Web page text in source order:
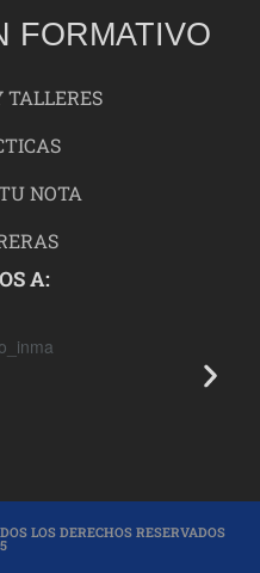
FORMATIVO
TALLERES
NOTA
A:
LOS DERECHOS RESERVADOS